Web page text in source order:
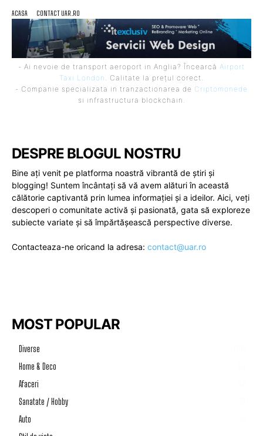
ACASA CONTACT UAR.RO
- Ai nevoie de transport aeroport in Anglia? Încearcă Airport
Taxi London . Calitate la prețul corect.
- Companie specializata in tranzactionarea de Criptomonede
si infrastructura blockchain.
DESPRE BLOGUL NOSTRU
Bine ați venit pe platforma noastră vibrantă de știri și
blogging! Suntem încântați să vă avem alături în această
călătorie captivantă prin lumea informației și a ideilor. Aici, veți
descoperi o comunitate activă și pasionată, gata să exploreze
subiecte variate și să împărtășească perspective diverse.
Contacteaza-ne oricand la adresa: contact@uar.ro
MOST POPULAR
Diverse
Home & Deco
Afaceri
Sanatate / Hobby
Auto